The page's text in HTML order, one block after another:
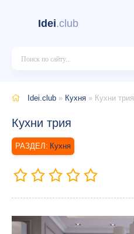
Idei.club
Idei.club » Кухня » Кухни трия
Кухни трия
Кухня